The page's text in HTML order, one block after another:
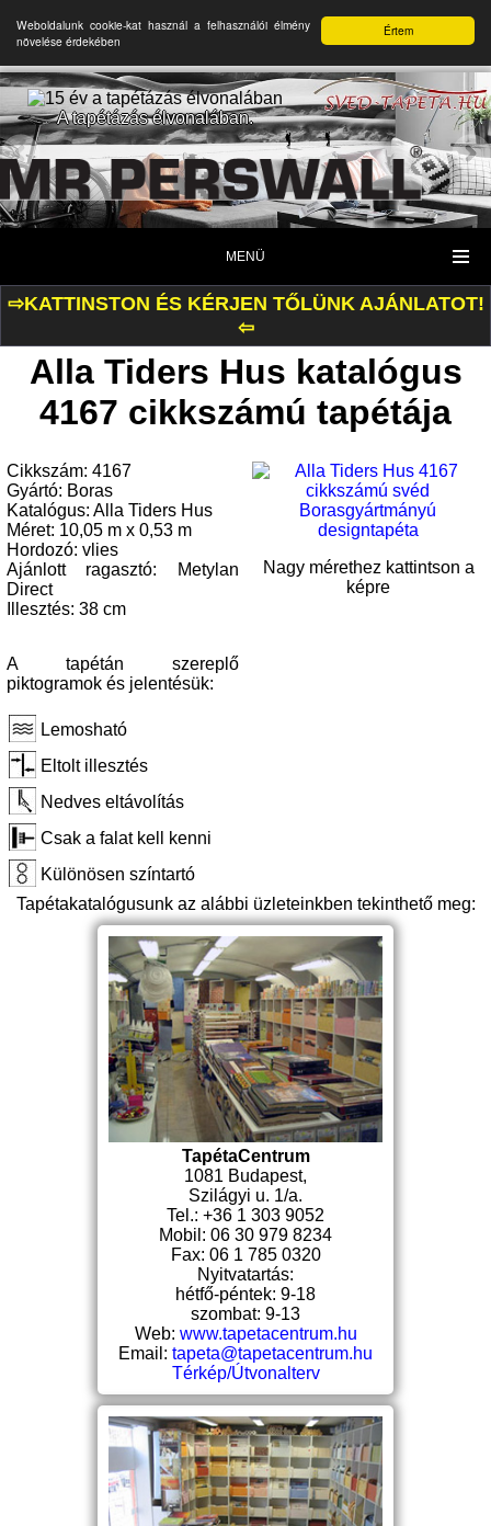
Értem
Weboldalunk cookie-kat használ a felhasználói élmény
növelése érdekében
A tapétázás élvonalában.
MENÜ
⇨KATTINSTON ÉS KÉRJEN TŐLÜNK AJÁNLATOT!
⇦
Alla Tiders Hus katalógus
4167 cikkszámú tapétája
Cikkszám: 4167
Gyártó: Boras
Katalógus: Alla Tiders Hus
Méret: 10,05 m x 0,53 m
Hordozó: vlies
Ajánlott ragasztó: Metylan
Direct
Illesztés: 38 cm
A tapétán szereplő
piktogramok és jelentésük:
Lemosható
Eltolt illesztés
Nedves eltávolítás
Csak a falat kell kenni
Különösen színtartó
Nagy mérethez kattintson a
képre
Tapétakatalógusunk az alábbi üzleteinkben tekinthető meg:
TapétaCentrum
1081 Budapest,
Szilágyi u. 1/a.
Tel.: +36 1 303 9052
Mobil: 06 30 979 8234
Fax: 06 1 785 0320
Nyitvatartás:
hétfő-péntek: 9-18
szombat: 9-13
Web: www.tapetacentrum.hu
Email: tapeta@tapetacentrum.hu
Térkép/Útvonalterv